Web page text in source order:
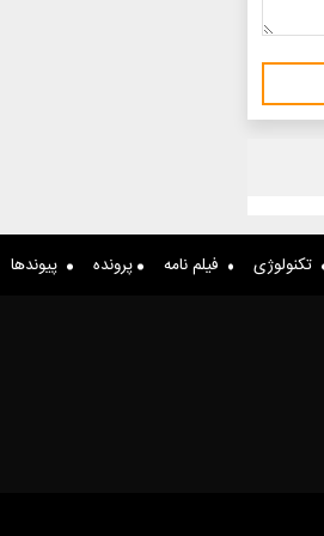
تکنولوژی فیلم نامه پرونده پیوندها